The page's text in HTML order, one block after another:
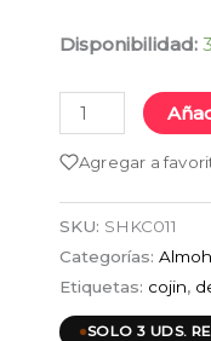
Disponibilidad:
cantidad
Agregar a
SKU: SHKC011
Categorías:
Etiquetas: cojin,
SOLO 3 UDS.